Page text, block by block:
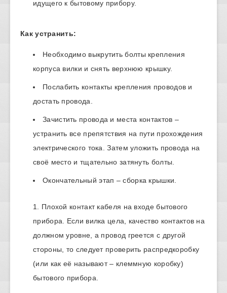
идущего к бытовому прибору.
Как устранить:
Необходимо выкрутить болты крепления
корпуса вилки и снять верхнюю крышку.
Послабить контакты крепления проводов и
достать провода.
Зачистить провода и места контактов –
устранить все препятствия на пути прохождения
электрического тока. Затем уложить провода на
своё место и тщательно затянуть болты.
Окончательный этап – сборка крышки.
Плохой контакт кабеля на входе бытового
прибора. Если вилка цела, качество контактов на
должном уровне, а провод греется с другой
стороны, то следует проверить распредкоробку
(или как её называют – клеммную коробку)
бытового прибора.